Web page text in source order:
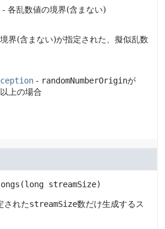
- 各乱数値の境界(含まない)
界(含まない)が指定された、擬似乱数
- randomNumberOriginが
以上の場合
(long streamSize)
されたstreamSize数だけ生成するス